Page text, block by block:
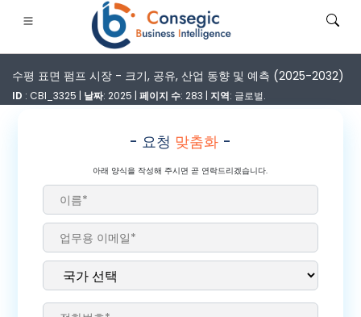
• 소비재 • 에너지 및 전력
수평 표면 펌프 시장 - 크기, 공유, 산업 동향 및 예측 (2025-2032)
ID : CBI_3325 | 날짜: 2025 | 페이지 수: 283 | 지역: 글로벌.
- 요청 맞춤화 -
아래 양식을 작성해 주시면 곧 연락드리겠습니다.